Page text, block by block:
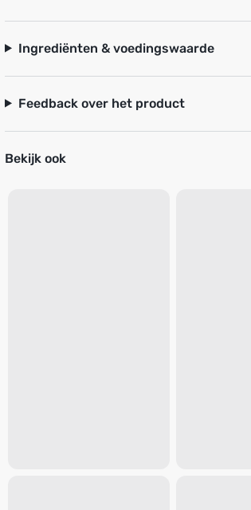
Ingrediënten & voedingswaarde
Feedback over het product
Bekijk ook